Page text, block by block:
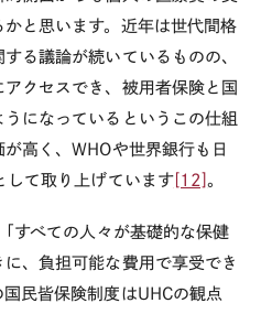
と思います。近年は世代間格
る議論が続いているものの、
クセスでき、被用者保険と国
になっているというこの仕組
が高く、WHOや世界銀行も日
して取り上げています[12]。
すべての人々が基礎的な保健
、負担可能な費用で享受でき
民皆保険制度はUHCの観点